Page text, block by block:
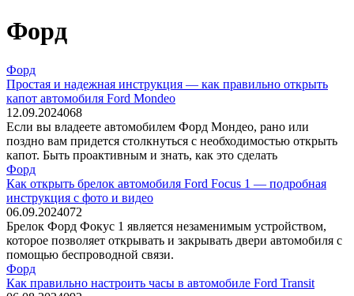
Форд
Форд
Простая и надежная инструкция — как правильно открыть
капот автомобиля Ford Mondeo
12.09.2024068
Если вы владеете автомобилем Форд Мондео, рано или
поздно вам придется столкнуться с необходимостью открыть
капот. Быть проактивным и знать, как это сделать
Форд
Как открыть брелок автомобиля Ford Focus 1 — подробная
инструкция с фото и видео
06.09.2024072
Брелок Форд Фокус 1 является незаменимым устройством,
которое позволяет открывать и закрывать двери автомобиля с
помощью беспроводной связи.
Форд
Как правильно настроить часы в автомобиле Ford Transit